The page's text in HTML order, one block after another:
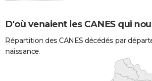
D'où venaient les CANES qui
Répartition des CANES décédés par
naissance.